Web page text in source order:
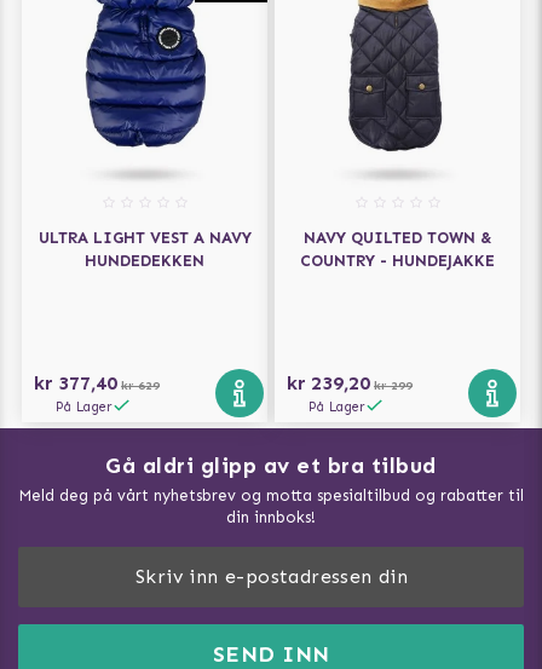
ULTRA LIGHT VEST A NAVY
HUNDEDEKKEN
kr 377,40 kr 629
På Lager
NAVY QUILTED TOWN &
COUNTRY - HUNDEJAKKE
kr 239,20 kr 299
På Lager
Gå aldri glipp av et bra tilbud
Meld deg på vårt nyhetsbrev og motta spesialtilbud og rabatter til
din innboks!
SEND INN
Slik måler du din hund